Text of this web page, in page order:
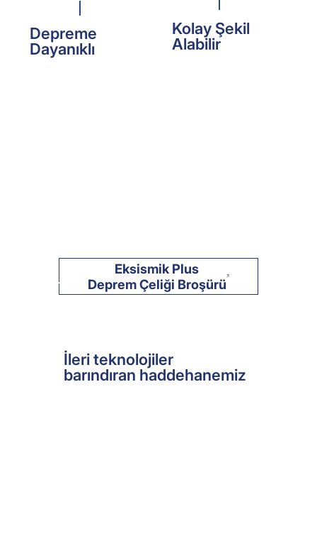
Kolay Şekil
Alabilir
Depreme
Dayanıklı
Eksismik Plus
Deprem Çeliği Broşürü
İleri teknolojiler
barındıran haddehanemiz